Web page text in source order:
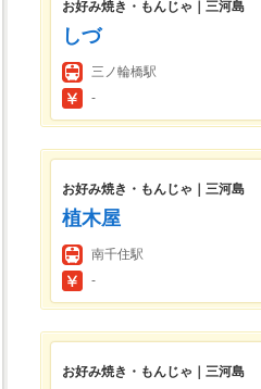
お好み焼き・もんじゃ｜三河島
しづ
三ノ輪橋駅
-
お好み焼き・もんじゃ｜三河島
植木屋
南千住駅
-
お好み焼き・もんじゃ｜三河島